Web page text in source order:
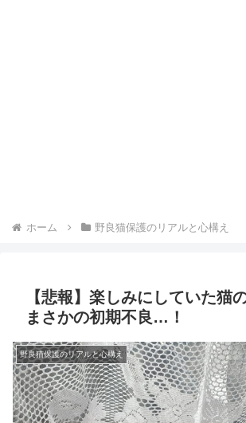
ホーム 野良猫保護のリアルと心構え
【悲報】楽しみにしていた猫
まさかの初期不良…！
野良猫保護のリアルと心構え